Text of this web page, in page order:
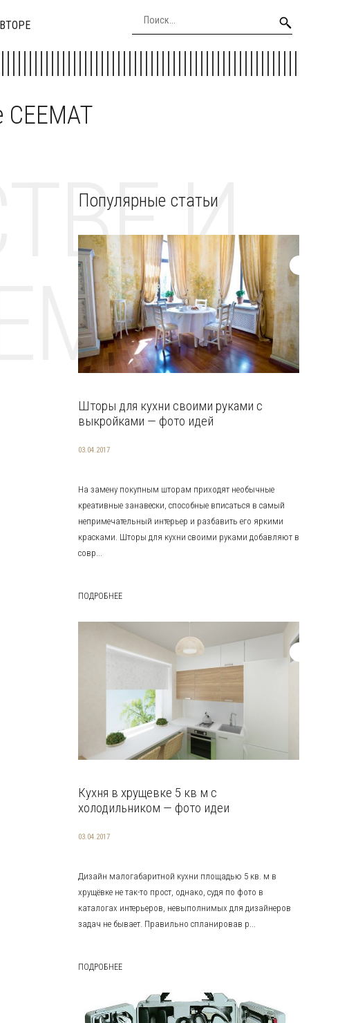
И
Популярные статьи
Шторы для кухни своими руками с
выкройками — фото идей
03.04.2017
На замену покупным шторам приходят необычные
креативные занавески, способные вписаться в самый
непримечательный интерьер и разбавить его яркими
красками. Шторы для кухни своими руками добавляют в
совр...
ПОДРОБНЕЕ
Кухня в хрущевке 5 кв м с
холодильником — фото идеи
03.04.2017
Дизайн малогабаритной кухни площадью 5 кв. м в
хрущёвке не так-то прост, однако, судя по фото в
каталогах интерьеров, невыполнимых для дизайнеров
задач не бывает. Правильно спланировав р...
ПОДРОБНЕЕ